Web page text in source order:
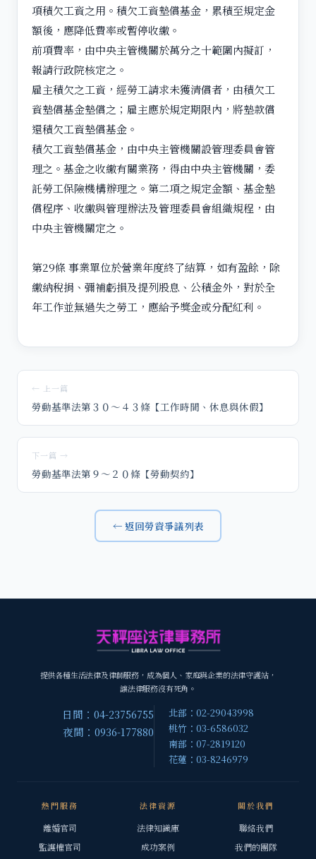
項積欠工資之用。積欠工資墊償基金，累積至規定金
額後，應降低費率或暫停收繳。
前項費率，由中央主管機關於萬分之十範圍內擬訂，
報請行政院核定之。
雇主積欠之工資，經勞工請求未獲清償者，由積欠工
資墊償基金墊償之；雇主應於規定期限內，將墊款償
還積欠工資墊償基金。
積欠工資墊償基金，由中央主管機關設管理委員會管
理之。基金之收繳有關業務，得由中央主管機關，委
託勞工保險機構辦理之。第二項之規定金額、基金墊
償程序、收繳與管理辦法及管理委員會組織規程，由
中央主管機關定之。
第29條 事業單位於營業年度終了結算，如有盈餘，除
繳納稅捐、彌補虧損及提列股息、公積金外，對於全
年工作並無過失之勞工，應給予獎金或分配紅利。
← 上一篇
勞動基準法第３０～４３條【工作時間、休息與休假】
下一篇 →
勞動基準法第９～２０條【勞動契約】
← 返回勞資爭議列表
提供各種生活法律及律師服務，成為個人、家庭與企業的法律守護站，
讓法律服務沒有死角。
日間：04-23756755
夜間：0936-177880
北部：02-29043998
桃竹：03-6586032
南部：07-2819120
花蓮：03-8246979
熱門服務
離婚官司
監護權官司
法律資源
法律知識庫
成功案例
關於我們
聯絡我們
我們的團隊